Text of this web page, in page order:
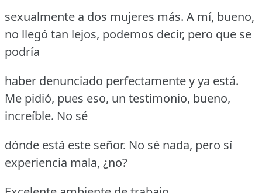
sexualmente a dos mujeres más. A mí, bueno,
no llegó tan lejos, podemos decir, pero que se
podría
haber denunciado perfectamente y ya está.
Me pidió, pues eso, un testimonio, bueno,
increíble. No sé
dónde está este señor. No sé nada, pero sí
experiencia mala, ¿no?